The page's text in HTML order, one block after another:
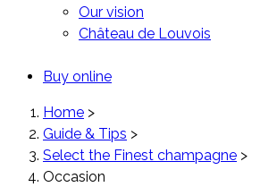
Our vision
Château de Louvois
Buy online
Home >
Guide & Tips >
Select the Finest champagne >
Occasion